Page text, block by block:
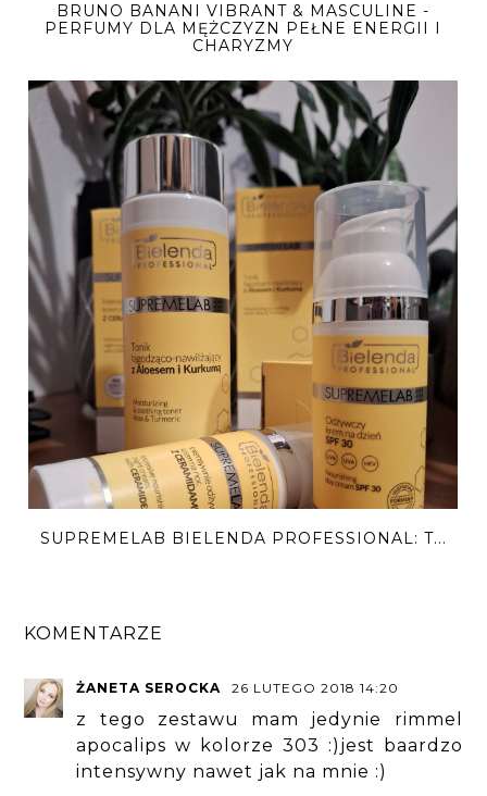
BRUNO BANANI VIBRANT & MASCULINE -
PERFUMY DLA MĘŻCZYZN PEŁNE ENERGII I
CHARYZMY
SUPREMELAB BIELENDA PROFESSIONAL: T...
KOMENTARZE
ŻANETA SEROCKA 26 LUTEGO 2018 14:20
z tego zestawu mam jedynie rimmel
apocalips w kolorze 303 :)jest baardzo
intensywny nawet jak na mnie :)